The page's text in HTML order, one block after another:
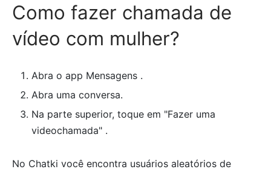
Como fazer chamada de
vídeo com mulher?
Abra o app Mensagens .
Abra uma conversa.
Na parte superior, toque em "Fazer uma
videochamada" .
No Chatki você encontra usuários aleatórios de